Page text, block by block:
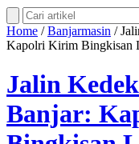
Home /Banjarmasin /
Kapolri Kirim Bingkisan
Jalin
Banjar: